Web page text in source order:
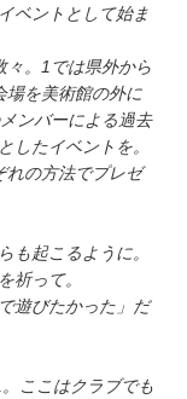
ベントとして始ま
々。1では県外から
場を美術館の外に
ンバーによる過去
したイベントを。
れの方法でプレゼ
も起こるように。
祈って。
遊びたかった」だ
ここはクラブでも